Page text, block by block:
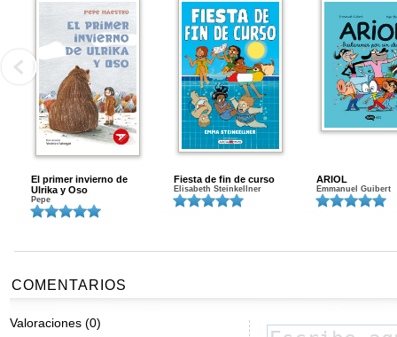
El primer invierno de
Ulrika y Oso
Pepe
Fiesta de fin de curso
Elisabeth Steinkellner
ARIOL
Emmanuel Guibert
COMENTARIOS
Valoraciones (0)